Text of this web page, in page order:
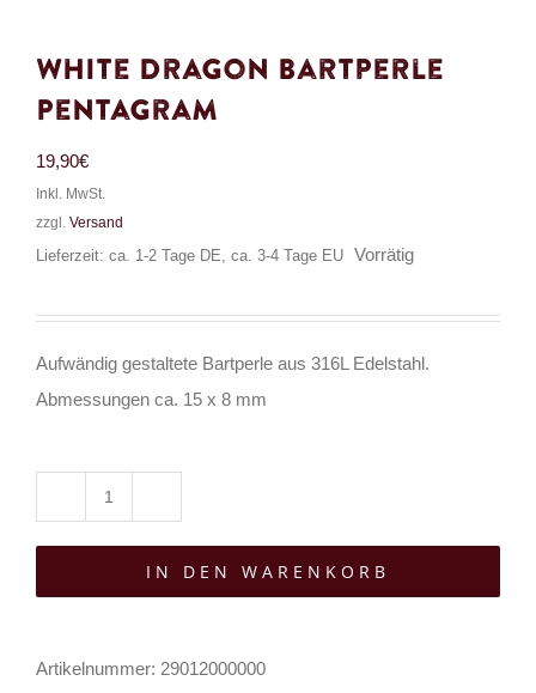
White Dragon Bartperle
Pentagram
19,90€
Inkl. MwSt.
zzgl. Versand
Lieferzeit: ca. 1-2 Tage DE, ca. 3-4 Tage EU
Vorrätig
Aufwändig gestaltete Bartperle aus 316L Edelstahl.
Abmessungen ca. 15 x 8 mm
Dragon
Bartperle
IN DEN WARENKORB
Artikelnummer: 29012000000